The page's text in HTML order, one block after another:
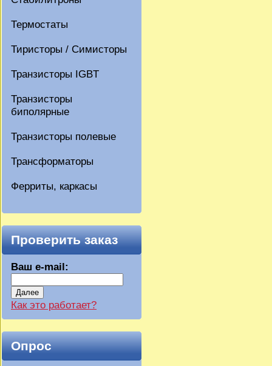
Термостаты
Тиристоры / Симисторы
Транзисторы IGBT
Транзисторы
биполярные
Транзисторы полевые
Трансформаторы
Ферриты, каркасы
Проверить заказ
Ваш e-mail:
Далее
Как это работает?
Опрос